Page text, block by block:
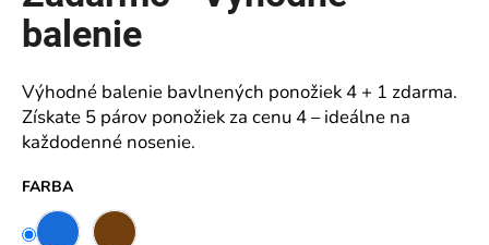
5
hviezdičiek.
balenie
Výhodné balenie bavlnených ponožiek 4 + 1 zdarma.
Získate 5 párov ponožiek za cenu 4 – ideálne na
každodenné nosenie.
FARBA
á
j
s
ť
?